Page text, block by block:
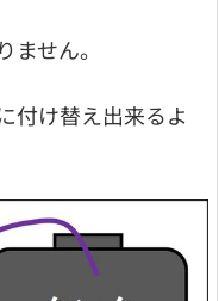
せん。
付け替え出来るよ